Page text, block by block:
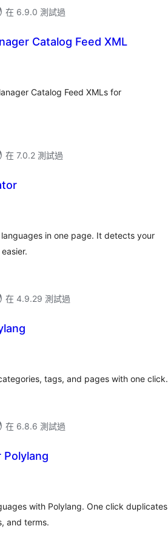
在 6.9.0 測試過
Catalog Feed XML
Catalog Feed XMLs for
在 7.0.2 測試過
in one page. It detects your
在 4.9.29 測試過
tags, and pages with one click.
在 6.8.6 測試過
Polylang
with Polylang. One click duplicates
and terms.